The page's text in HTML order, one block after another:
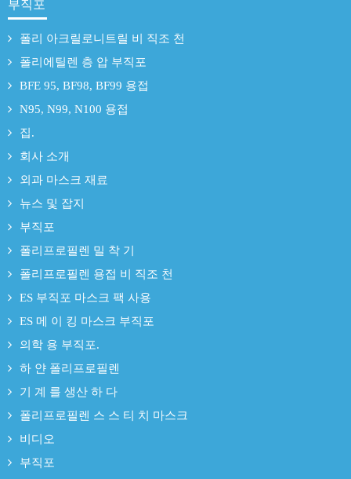
부직포
폴리 아크릴로니트릴 비 직조 천
폴리에틸렌 층 압 부직포
BFE 95, BF98, BF99 용접
N95, N99, N100 용접
집.
회사 소개
외과 마스크 재료
뉴스 및 잡지
부직포
폴리프로필렌 밀 착 기
폴리프로필렌 용접 비 직조 천
ES 부직포 마스크 팩 사용
ES 메 이 킹 마스크 부직포
의학 용 부직포.
하 얀 폴리프로필렌
기 계 를 생산 하 다
폴리프로필렌 스 스 티 치 마스크
비디오
부직포